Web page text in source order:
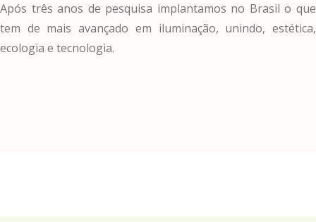
Após três anos de pesquisa implantamos no Brasil o que
tem de mais avançado em iluminação, unindo, estética,
ecologia e tecnologia.